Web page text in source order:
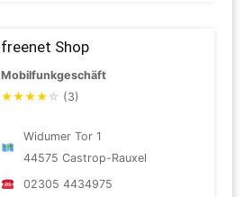
freenet Shop
Mobilfunkgeschäft
★★★★ ☆ (3)
Widumer Tor 1
44575 Castrop-Rauxel
02305 4434975